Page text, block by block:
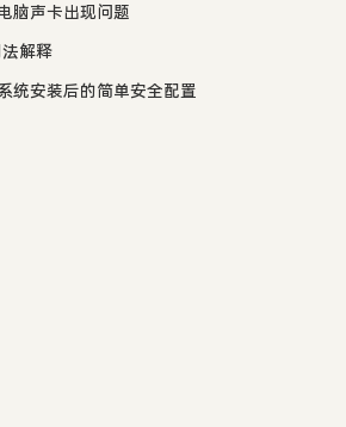
声卡出现问题
解释
安装后的简单安全配置